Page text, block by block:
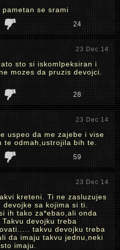
se srami
24
23 Dec 14
sto si iskomlpeksiran i
mozes da pruzis devojci.
28
23 Dec 14
uspeo da me zajebe i vise
te odmah,ustrojila bih te.
59
23 Dec 14
kreteni. Ti ne zasluzujes
sa kojima si ti.
ih tako za*ebao,ali onda
devojku treba
takvu devojku treba
da imaju takvu jednu,neki
imaju.